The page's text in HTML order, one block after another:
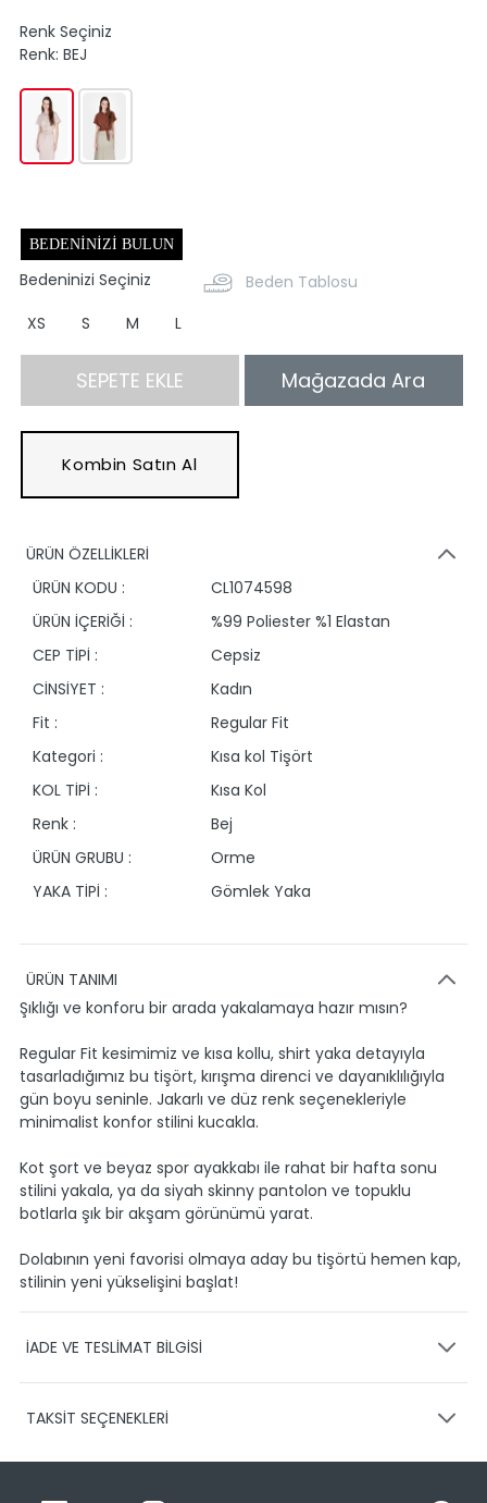
Renk Seçiniz
Renk: BEJ
BEDENINIZI BULUN
Bedeninizi Seçiniz
Beden Tablosu
XS
S M L
SEPETE EKLE Mağazada Ara
Kombin Satın Al
ÜRÜN ÖZELLİKLERİ
ÜRÜN KODU :
CL1074598
ÜRÜN İÇERİĞİ :
%99 Poliester %1 Elastan
CEP TİPİ :
Cepsiz
CİNSİYET :
Kadın
Fit :
Regular Fit
Kategori :
Kısa kol Tişört
KOL TİPİ :
Kısa Kol
Renk :
Bej
ÜRÜN GRUBU :
Orme
YAKA TİPİ :
Gömlek Yaka
ÜRÜN TANIMI
Şıklığı ve konforu bir arada yakalamaya hazır mısın?
Regular Fit kesimimiz ve kısa kollu, shirt yaka detayıyla
tasarladığımız bu tişört, kırışma direnci ve dayanıklılığıyla
gün boyu seninle. Jakarlı ve düz renk seçenekleriyle
minimalist konfor stilini kucakla.
Kot şort ve beyaz spor ayakkabı ile rahat bir hafta sonu
stilini yakala, ya da siyah skinny pantolon ve topuklu
botlarla şık bir akşam görünümü yarat.
Dolabının yeni favorisi olmaya aday bu tişörtü hemen kap,
stilinin yeni yükselişini başlat!
İADE VE TESLİMAT BİLGİSİ
Ürünlerinizin gönderimini anlaşmalı olduğumuz PTT,
1-3 iş günü içerisinde kargoya teslim edilir.
TAKSİT SEÇENEKLERİ